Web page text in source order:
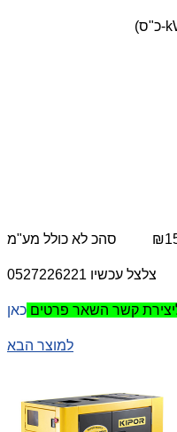
-כ"ס)
סהכ לא כולל מע"מ
קשר השאר פרטים
למוצר הבא